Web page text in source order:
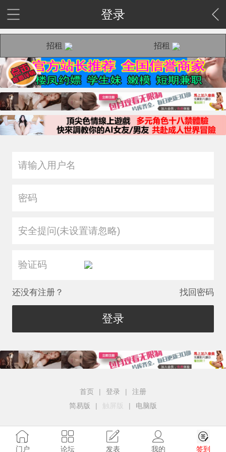
登录
招租 招租
安全提问(未设置请忽略)
还没有注册？ 找回密码
登录
首页 | 登录 |
注册
简易版
| 触屏版 | 电脑版
门户 论坛 发表 我的 签到